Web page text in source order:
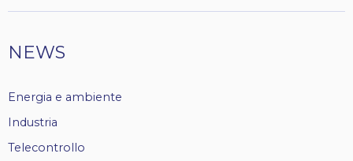
NEWS
Energia e ambiente
Industria
Telecontrollo